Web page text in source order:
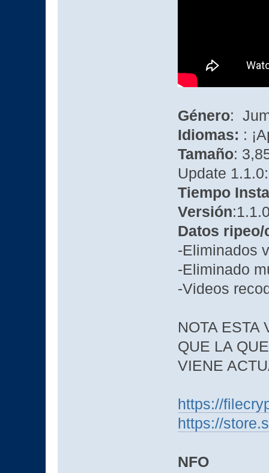
Género:
Idiomas: :
Tamaño:
Update
Tiempo
Versión
Datos
-Eliminados
-Eliminado
-Videos
NOTA ESTA
QUE LA
VIENE
https://
https://
NFO